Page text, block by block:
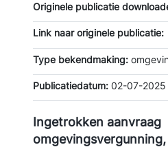
Originele publicatie
Link naar originele publicatie:
Type bekendmaking:
Publicatiedatum: 02-07-2025
Ingetrokken aanvraag